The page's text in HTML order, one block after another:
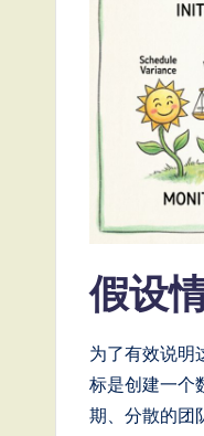
假设
为了有效说明
标是创建一个
期、分散的团